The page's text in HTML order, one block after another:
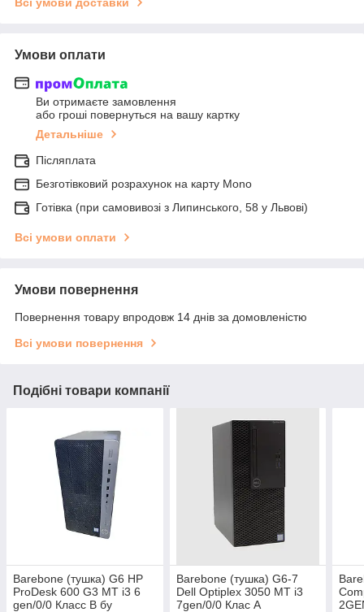
Умови оплати
Ви отримаєте замовлення
або гроші повернуться на вашу картку
Детальніше
Післяплата
Безготівковий розрахунок на карту Mono
Готівка (при самовивозі з Липинського, 58 у Львові)
Всі умови оплати
Умови повернення
Повернення товару впродовж 14 днів за домовленістю
Всі умови повернення
Подібні товари компанії
Barebone (тушка) G6 HP
ProDesk 600 G3 MT i3 6
gen/0/0 Класс B бу
Barebone (тушка) G6-7
Dell Optiplex 3050 MT i3
7gen/0/0 Клас A